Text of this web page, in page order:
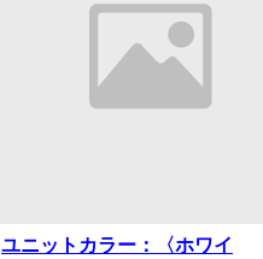
ユニットカラー：〈ホワイ